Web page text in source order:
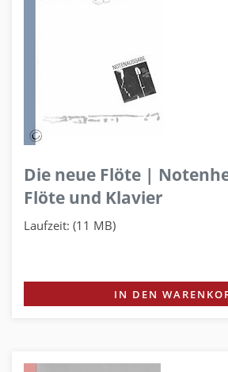
Die neue Flöte |
Flöte und Klavier
Laufzeit: (11 MB)
IN DEN